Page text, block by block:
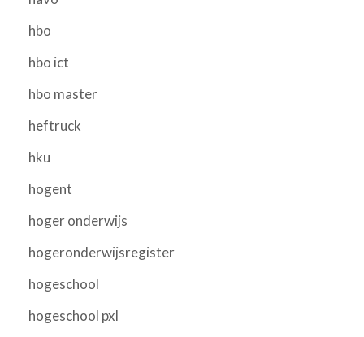
hbo
hbo ict
hbo master
heftruck
hku
hogent
hoger onderwijs
hogeronderwijsregister
hogeschool
hogeschool pxl